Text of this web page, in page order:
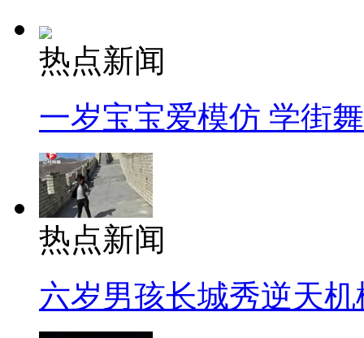
热点新闻
一岁宝宝爱模仿 学街
热点新闻
六岁男孩长城秀逆天机